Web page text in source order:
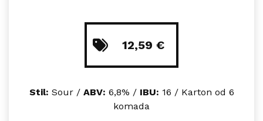
12,59 €
Stil: Sour /ABV: 6,8% /IBU: 16 / Karton od 6
komada